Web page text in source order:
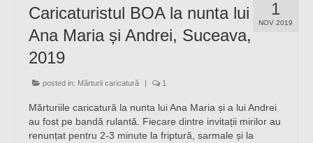
1
NOV 2019
Caricaturistul BOA la nunta lui
Ana Maria și Andrei, Suceava,
2019
posted in: Mărturii caricatură 1
Mărturiile caricatură la nunta lui Ana Maria și a lui Andrei
au fost pe bandă rulantă. Fiecare dintre invitații mirilor au
renunțat pentru 2-3 minute la friptură, sarmale și la